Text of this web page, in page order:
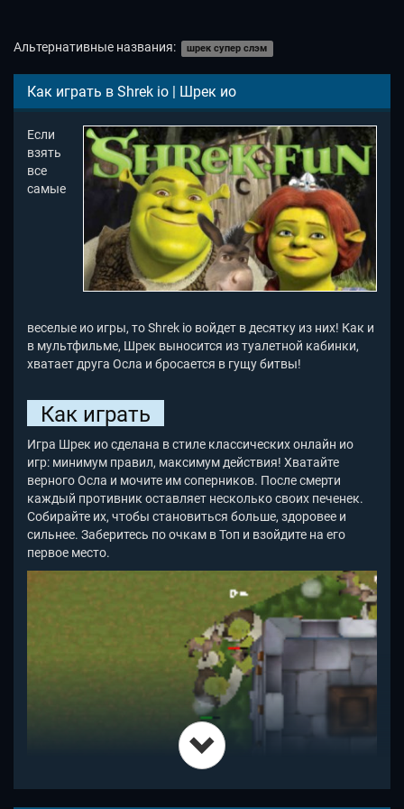
Альтернативные названия: шрек супер слэм
Как играть в Shrek io | Шрек ио
Если
взять
все
самые
веселые ио игры, то Shrek io войдет в десятку из них! Как и
в мультфильме, Шрек выносится из туалетной кабинки,
хватает друга Осла и бросается в гущу битвы!
Как играть
Игра Шрек ио сделана в стиле классических онлайн ио
игр: минимум правил, максимум действия! Хватайте
верного Осла и мочите им соперников. После смерти
каждый противник оставляет несколько своих печенек.
Собирайте их, чтобы становиться больше, здоровее и
сильнее. Заберитесь по очкам в Топ и взойдите на его
первое место.
Разрушьте крепость в центре Shrek io для получения
максимума очков. Это сделать очень непросто, ведь пока